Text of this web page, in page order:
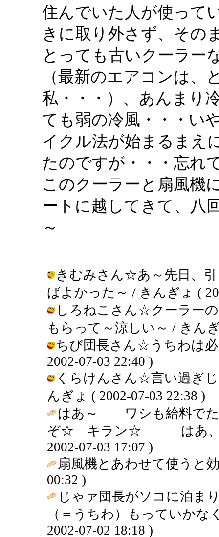
住んでいた人が使って
きに取り外さず、その
とっても古いクーラー
（最新のエアコンは、
私・・・）、あんまり
ても弱の冷風・・・い
イクル法が始まるまえ
たのですが・・・忘れ
このクーラーと扇風機
ートに越してきて、八
～
きむみさん☆あ～先日、
ばよかった～ / きんぎょ (
しろねこさん☆クーラー
もらって～涼しい～ / きん
ちび団長さん☆うちわは
2002-07-03 22:40 )
くらけんさん☆言い過ぎ
んぎょ ( 2002-07-03 22:38 )
はあ～ ワシも給料でた
ぞ☆ キラン☆ はあ、、
2002-07-03 17:07 )
扇風機とあわせて使うと
00:32 )
じゃァ団長がソコに泊ま
（＝うちわ）もっていか
2002-07-02 18:18 )